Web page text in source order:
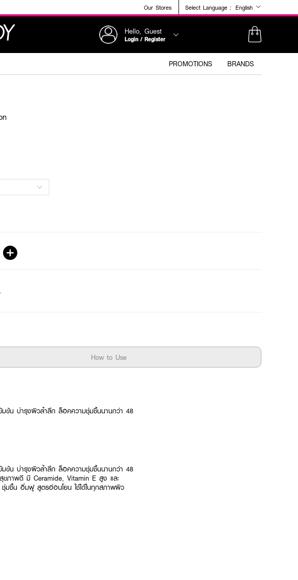
Our Stores Select Language : English
Hello, Guest
Login / Register
PROMOTIONS BRANDS
How to Use
ข้น บำรุงผิวล้ำลึก ล็อคความชุ่มชื้นนานกว่า 48
ข้น บำรุงผิวล้ำลึก ล็อคความชุ่มชื้นนานกว่า 48
ขภาพดี มี Ceramide, Vitamin E สูง และ
ชุ่มชื้น อิ่มฟู สูตรอ่อนโยน ใช้ได้ในทุกสภาพผิว